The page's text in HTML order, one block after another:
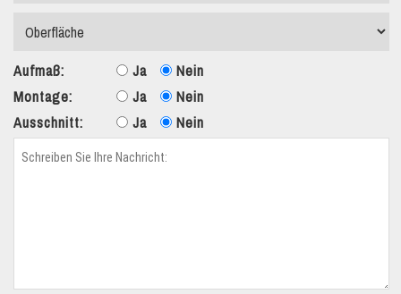
Aufmaß: Ja
Nein
Montage:
Ja
Nein
Ausschnitt:
Ja Nein